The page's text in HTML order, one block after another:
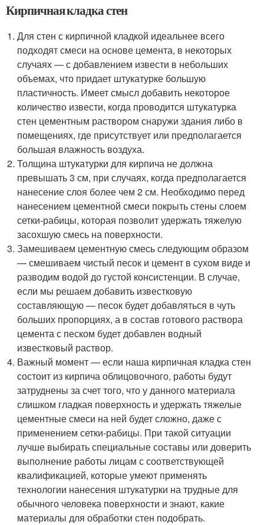
Кирпичная кладка стен
Для стен с кирпичной кладкой идеальнее всего
подходят смеси на основе цемента, в некоторых
случаях — с добавлением извести в небольших
объемах, что придает штукатурке большую
пластичность. Имеет смысл добавить некоторое
количество извести, когда проводится штукатурка
стен цементным раствором снаружи здания либо в
помещениях, где присутствует или предполагается
большая влажность воздуха.
Толщина штукатурки для кирпича не должна
превышать 3 см, при случаях, когда предполагается
нанесение слоя более чем 2 см. Необходимо перед
нанесением цементной смеси покрыть стены слоем
сетки-рабицы, которая позволит удержать тяжелую
засохшую смесь на поверхности.
Замешиваем цементную смесь следующим образом
— смешиваем чистый песок и цемент в сухом виде и
разводим водой до густой консистенции. В случае,
если мы решаем добавить известковую
составляющую — песок будет добавляться в чуть
больших пропорциях, а в состав готового раствора
цемента с песком будет добавлен водный
известковый раствор.
Важный момент — если наша кирпичная кладка стен
состоит из кирпича облицовочного, работы будут
затруднены за счет того, что у данного материала
слишком гладкая поверхность и удержать тяжелые
цементные смеси на ней будет сложно, даже с
применением сетки-рабицы. При такой ситуации
лучше выбирать специальные составы или доверить
выполнение работы лицам с соответствующей
квалификацией, которые умеют применять
технологии нанесения штукатурки на трудные для
обычного человека поверхности и знают, какие
материалы для обработки стен подобрать.